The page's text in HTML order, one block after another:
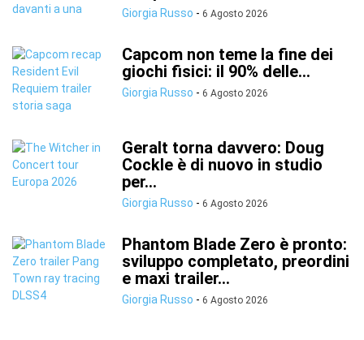
Giorgia Russo - 6 Agosto 2026
Capcom non teme la fine dei
giochi fisici: il 90% delle...
Giorgia Russo - 6 Agosto 2026
Geralt torna davvero: Doug
Cockle è di nuovo in studio
per...
Giorgia Russo - 6 Agosto 2026
Phantom Blade Zero è pronto:
sviluppo completato, preordini
e maxi trailer...
Giorgia Russo - 6 Agosto 2026